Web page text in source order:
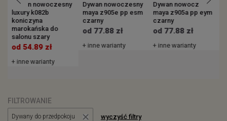
Dywan nowoczesny
luxury k082b
koniczyna
marokańska do
salonu szary
od 54.89 zł
+ inne warianty
Dywan nowoczesny
maya z905e pp esm
czarny
od 77.88 zł
+ inne warianty
Dywan nowoczesny
maya z905a pp eym
czarny
od 77.88 zł
+ inne warianty
FILTROWANIE
Dywany do przedpokoju wyczyść filtry